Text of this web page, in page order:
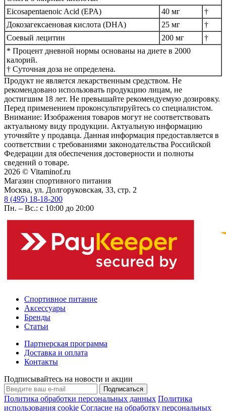
Eicosapentaenoic Acid (EPA)
40 мг
†
Докозагексаеновая кислота (DHA)
25 мг
†
Соевый лецитин
200 мг
†
* Процент дневной нормы основаны на диете в 2000
калорий.
† Суточная доза не определена.
Продукт не является лекарственным средством. Не
рекомендовано использовать продукцию лицам, не
достигшим 18 лет. Не превышайте рекомендуемую дозировку.
Перед применением проконсультируйтесь со специалистом.
Внимание: Изображения товаров могут не соответствовать
актуальному виду продукции. Актуальную информацию
уточняйте у продавца. Данная информация предоставляется в
соответствии с требованиями законодательства Российской
Федерации для обеспечения достоверности и полноты
сведений о товаре.
2026 © Vitaminof.ru
Магазин спортивного питания
Москва, ул. Долгоруковская, 33, стр. 2
8 (495) 18-18-200
Пн. – Вс.: с 10:00 до 20:00
Спортивное питание
Аксессуары
Бренды
Статьи
Партнерская программа
Доставка и оплата
Контакты
Подписывайтесь на новости и акции
Подписаться
Политика обработки персональных данных Политика
использования cookie Согласие на обработку персональных